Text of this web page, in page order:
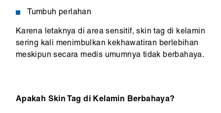
Tumbuh perlahan
Karena letaknya di area sensitif, skin tag di kelamin
sering kali menimbulkan kekhawatiran berlebihan
meskipun secara medis umumnya tidak berbahaya.
Apakah Skin Tag di Kelamin Berbahaya?